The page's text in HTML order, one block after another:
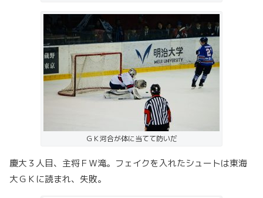
ＧＫ河合が体に当てて防いだ
慶大３人目、主将ＦＷ滝。フェイクを入れたシュートは東海
大ＧＫに読まれ、失敗。